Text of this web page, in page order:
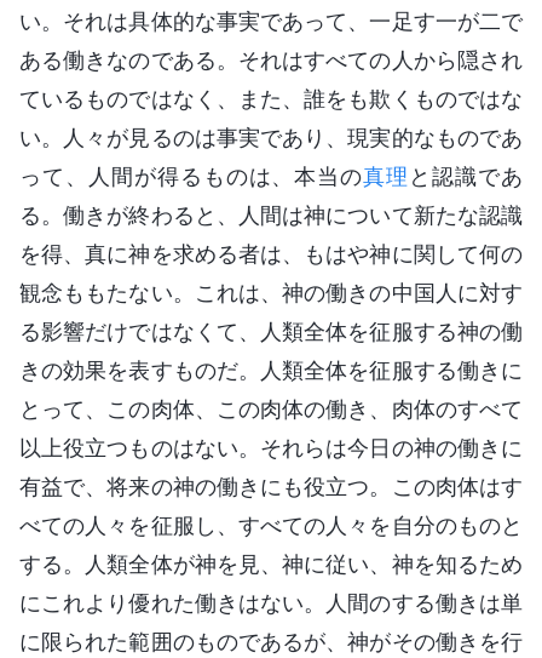
い。それは具体的な事実であって、一足す一が二で
ある働きなのである。それはすべての人から隠され
ているものではなく、また、誰をも欺くものではな
い。人々が見るのは事実であり、現実的なものであ
って、人間が得るものは、本当の真理 と認識であ
る。働きが終わると、人間は神について新たな認識
を得、真に神を求める者は、もはや神に関して何の
観念ももたない。これは、神の働きの中国人に対す
る影響だけではなくて、人類全体を征服する神の働
きの効果を表すものだ。人類全体を征服する働きに
とって、この肉体、この肉体の働き、肉体のすべて
以上役立つものはない。それらは今日の神の働きに
有益で、将来の神の働きにも役立つ。この肉体はす
べての人々を征服し、すべての人々を自分のものと
する。人類全体が神を見、神に従い、神を知るため
にこれより優れた働きはない。人間のする働きは単
に限られた範囲のものであるが、神がその働きを行